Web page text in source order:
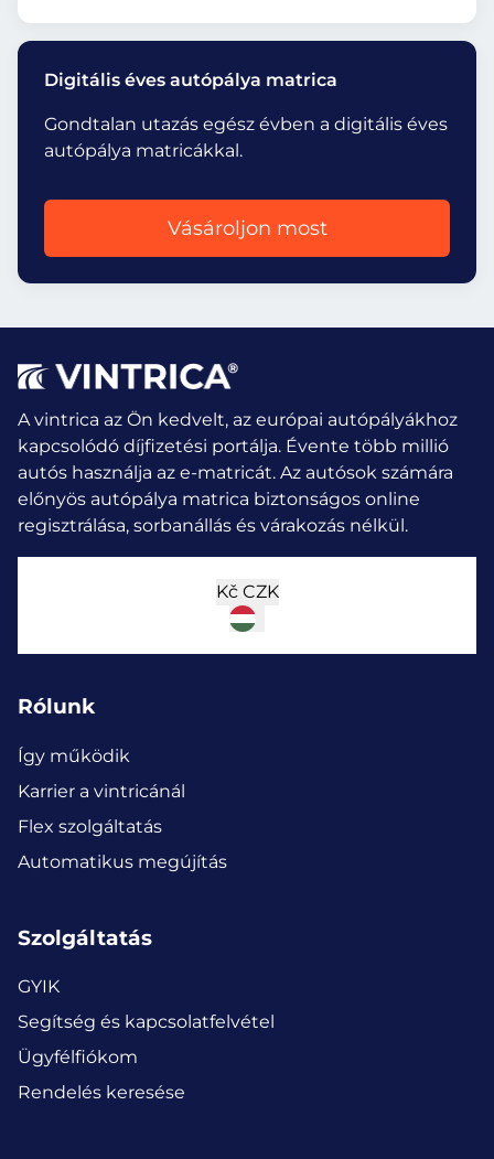
Digitális éves autópálya matrica
Gondtalan utazás egész évben a digitális éves
autópálya matricákkal.
Vásároljon most
A vintrica az Ön kedvelt, az európai autópályákhoz
kapcsolódó díjfizetési portálja. Évente több millió
autós használja az e-matricát. Az autósok számára
előnyös autópálya matrica biztonságos online
regisztrálása, sorbanállás és várakozás nélkül.
Kč CZK
Rólunk
Így működik
Karrier a vintricánál
Flex szolgáltatás
Automatikus megújítás
Szolgáltatás
GYIK
Segítség és kapcsolatfelvétel
Ügyfélfiókom
Rendelés keresése